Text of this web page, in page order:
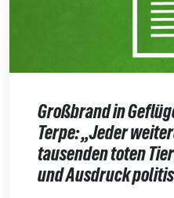
Großbrand in
Terpe: „Jeder
tausenden toten
und Ausdruck